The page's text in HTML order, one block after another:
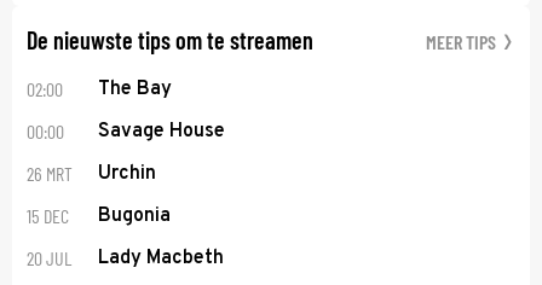
De nieuwste tips om te streamen MEER TIPS
02:00 The Bay
00:00 Savage House
26 MRT Urchin
15 DEC Bugonia
20 JUL Lady Macbeth